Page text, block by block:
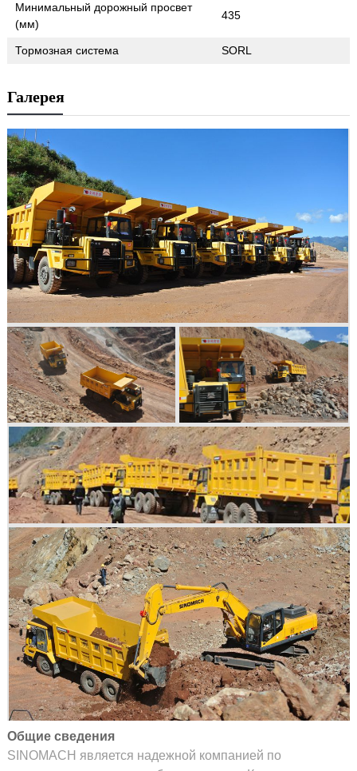
Минимальный дорожный просвет
(мм)
435
Тормозная система SORL
Галерея
Общие сведения
SINOMACH является надежной компанией по